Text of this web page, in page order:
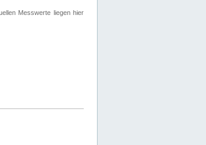
Messwerte liegen hier